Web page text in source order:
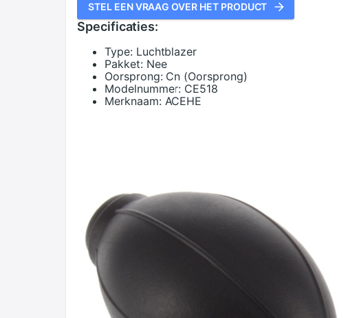
STEL EEN VRAAG OVER HET PRODUCT
Specificaties:
Type: Luchtblazer
Pakket: Nee
Oorsprong: Cn (Oorsprong)
Modelnummer: CE518
Merknaam: ACEHE